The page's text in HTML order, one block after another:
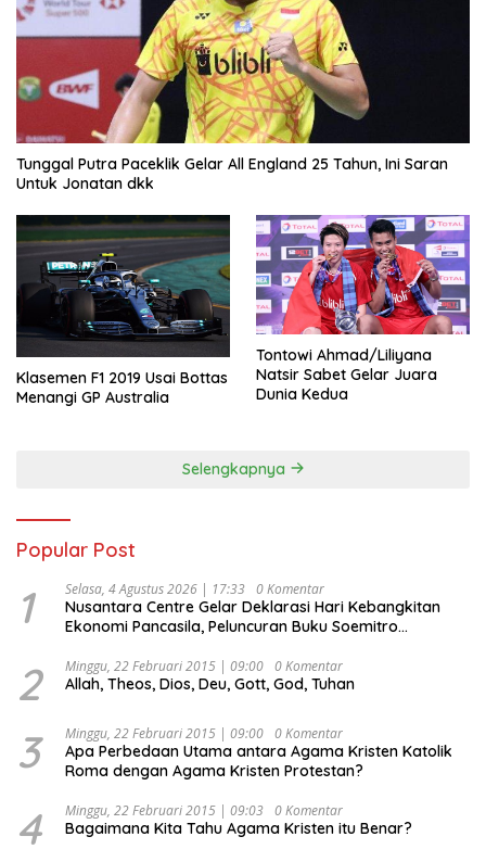
Tunggal Putra Paceklik Gelar All England 25 Tahun, Ini Saran
Untuk Jonatan dkk
Klasemen F1 2019 Usai Bottas
Menangi GP Australia
Tontowi Ahmad/Liliyana
Natsir Sabet Gelar Juara
Dunia Kedua
Selengkapnya
Popular Post
1 Selasa, 4 Agustus 2026 | 17:33 0 Komentar
Nusantara Centre Gelar Deklarasi Hari Kebangkitan
Ekonomi Pancasila, Peluncuran Buku Soemitro
Ekonomi Politik Indonesia) & Simposium Nasional
“Urgensi Undang-Undang Perekonomian Nasional dan
Indonesia Emas 2045”,
2 Minggu, 22 Februari 2015 | 09:00 0 Komentar
Allah, Theos, Dios, Deu, Gott, God, Tuhan
3 Minggu, 22 Februari 2015 | 09:00 0 Komentar
Apa Perbedaan Utama antara Agama Kristen Katolik
Roma dengan Agama Kristen Protestan?
4 Minggu, 22 Februari 2015 | 09:03 0 Komentar
Bagaimana Kita Tahu Agama Kristen itu Benar?